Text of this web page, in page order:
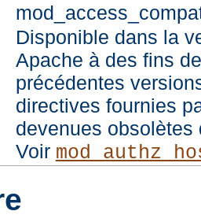
Disponible dans la
Apache à des fins
précédentes
directives fournies
devenues
Voir